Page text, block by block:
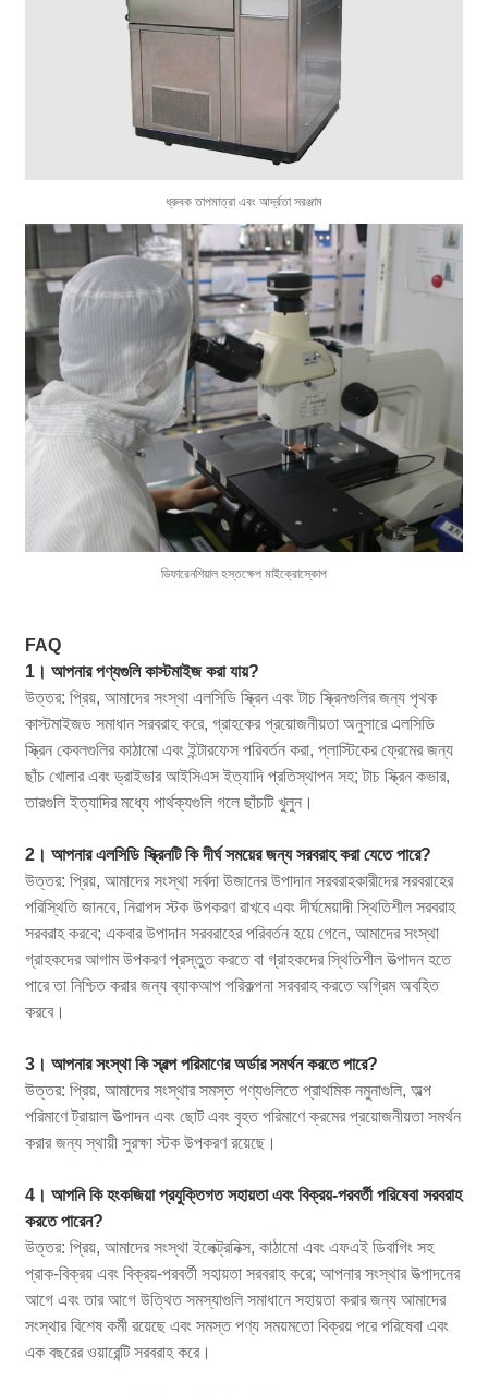
ধ্রুবক তাপমাত্রা এবং আর্দ্রতা সরঞ্জাম
ডিফারেনশিয়াল হস্তক্ষেপ মাইক্রোস্কোপ
FAQ
1। আপনার পণ্যগুলি কাস্টমাইজ করা যায়?
উত্তর: প্রিয়, আমাদের সংস্থা এলসিডি স্ক্রিন এবং টাচ স্ক্রিনগুলির জন্য পৃথক
কাস্টমাইজড সমাধান সরবরাহ করে, গ্রাহকের প্রয়োজনীয়তা অনুসারে এলসিডি
স্ক্রিন কেবলগুলির কাঠামো এবং ইন্টারফেস পরিবর্তন করা, প্লাস্টিকের ফ্রেমের জন্য
ছাঁচ খোলার এবং ড্রাইভার আইসিএস ইত্যাদি প্রতিস্থাপন সহ; টাচ স্ক্রিন কভার,
তারগুলি ইত্যাদির মধ্যে পার্থক্যগুলি গলে ছাঁচটি খুলুন।
2। আপনার এলসিডি স্ক্রিনটি কি দীর্ঘ সময়ের জন্য সরবরাহ করা যেতে পারে?
উত্তর: প্রিয়, আমাদের সংস্থা সর্বদা উজানের উপাদান সরবরাহকারীদের সরবরাহের
পরিস্থিতি জানবে, নিরাপদ স্টক উপকরণ রাখবে এবং দীর্ঘমেয়াদী স্থিতিশীল সরবরাহ
সরবরাহ করবে; একবার উপাদান সরবরাহের পরিবর্তন হয়ে গেলে, আমাদের সংস্থা
গ্রাহকদের আগাম উপকরণ প্রস্তুত করতে বা গ্রাহকদের স্থিতিশীল উত্পাদন হতে
পারে তা নিশ্চিত করার জন্য ব্যাকআপ পরিকল্পনা সরবরাহ করতে অগ্রিম অবহিত
করবে।
3। আপনার সংস্থা কি স্বল্প পরিমাণের অর্ডার সমর্থন করতে পারে?
উত্তর: প্রিয়, আমাদের সংস্থার সমস্ত পণ্যগুলিতে প্রাথমিক নমুনাগুলি, অল্প
পরিমাণে ট্রায়াল উত্পাদন এবং ছোট এবং বৃহত পরিমাণে ক্রমের প্রয়োজনীয়তা সমর্থন
করার জন্য স্থায়ী সুরক্ষা স্টক উপকরণ রয়েছে।
4। আপনি কি হংকজিয়া প্রযুক্তিগত সহায়তা এবং বিক্রয়-পরবর্তী পরিষেবা সরবরাহ
করতে পারেন?
উত্তর: প্রিয়, আমাদের সংস্থা ইলেক্ট্রনিক্স, কাঠামো এবং এফএই ডিবাগিং সহ
প্রাক-বিক্রয় এবং বিক্রয়-পরবর্তী সহায়তা সরবরাহ করে; আপনার সংস্থার উত্পাদনের
আগে এবং তার আগে উত্থিত সমস্যাগুলি সমাধানে সহায়তা করার জন্য আমাদের
সংস্থার বিশেষ কর্মী রয়েছে এবং সমস্ত পণ্য সময়মতো বিক্রয় পরে পরিষেবা এবং
এক বছরের ওয়ারেন্টি সরবরাহ করে।